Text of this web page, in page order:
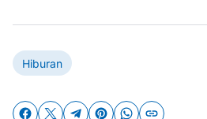
Hiburan